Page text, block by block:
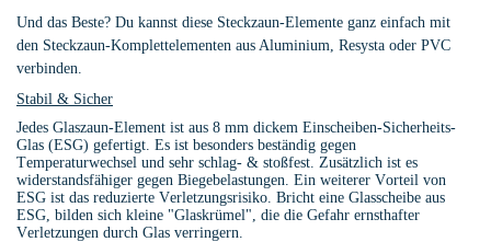
Und das Beste? Du kannst diese Steckzaun-Elemente ganz einfach mit
den Steckzaun-Komplettelementen aus Aluminium, Resysta oder PVC
verbinden.
Stabil & Sicher
Jedes Glaszaun-Element ist aus 8 mm dickem Einscheiben-Sicherheits-
Glas (ESG) gefertigt. Es ist besonders beständig gegen
Temperaturwechsel und sehr schlag- & stoßfest. Zusätzlich ist es
widerstandsfähiger gegen Biegebelastungen. Ein weiterer Vorteil von
ESG ist das reduzierte Verletzungsrisiko. Bricht eine Glasscheibe aus
ESG, bilden sich kleine "Glaskrümel", die die Gefahr ernsthafter
Verletzungen durch Glas verringern.